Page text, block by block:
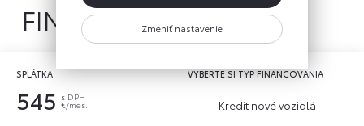
FINANCOVANIE
SPLÁTKA
545 s DPH
€/mes.
VYBERTE SI TYP FINANCOVANIA
Kredit nové vozidlá
Zmeniť nastavenie